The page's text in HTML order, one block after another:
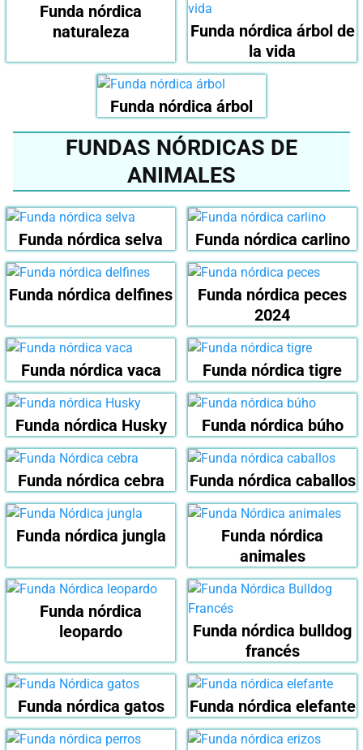
Funda nórdica
naturaleza
Funda nórdica árbol de
la vida
Funda nórdica árbol
FUNDAS NÓRDICAS DE
ANIMALES
Funda nórdica selva Funda nórdica carlino
Funda nórdica delfines
Funda nórdica peces
2024
Funda nórdica vaca Funda nórdica tigre
Funda nórdica Husky Funda nórdica búho
Funda nórdica cebra Funda nórdica caballos
Funda nórdica jungla
Funda nórdica
animales
Funda nórdica
leopardo
Funda nórdica bulldog
francés
Funda nórdica gatos Funda nórdica elefante